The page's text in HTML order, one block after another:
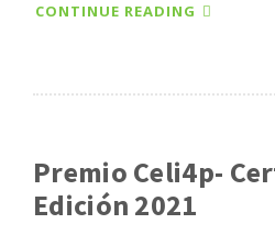
CONTINUE READING
Premio Celi4p-
Edición 2021